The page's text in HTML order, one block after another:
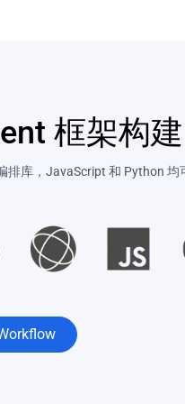
框架构建
排库，JavaScript 和 Python 均